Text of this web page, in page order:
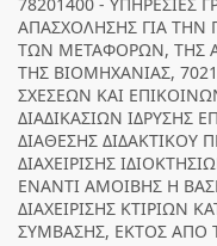
ΑΠΑΣΧΟΛΗΣΗΣ ΓΙΑ
ΤΩΝ ΜΕΤΑΦΟΡΩΝ, ΤΗΣ
ΤΗΣ ΒΙΟΜΗΧΑΝΙΑΣ,
ΣΧΕΣΕΩΝ ΚΑΙ
ΔΙΑΔΙΚΑΣΙΩΝ ΙΔΡΥΣΗΣ
ΔΙΑΘΕΣΗΣ ΔΙΔΑΚΤΙΚΟΥ
ΔΙΑΧΕΙΡΙΣΗΣ
ΕΝΑΝΤΙ ΑΜΟΙΒΗΣ Η
ΔΙΑΧΕΙΡΙΣΗΣ ΚΤΙΡΙΩΝ
ΣΥΜΒΑΣΗΣ, ΕΚΤΟΣ ΑΠΟ